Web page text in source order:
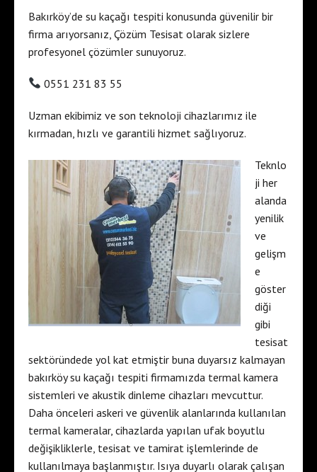
Bakırköy’de su kaçağı tespiti konusunda güvenilir bir
firma arıyorsanız, Çözüm Tesisat olarak sizlere
profesyonel çözümler sunuyoruz.
0551 231 83 55
Uzman ekibimiz ve son teknoloji cihazlarımız ile
kırmadan, hızlı ve garantili hizmet sağlıyoruz.
Teknlo
ji her
alanda
yenilik
ve
gelişm
e
göster
diği
gibi
tesisat
sektöründede yol kat etmiştir buna duyarsız kalmayan
bakırköy su kaçağı tespiti firmamızda termal kamera
sistemleri ve akustik dinleme cihazları mevcuttur.
Daha önceleri askeri ve güvenlik alanlarında kullanılan
termal kameralar, cihazlarda yapılan ufak boyutlu
değişikliklerle, tesisat ve tamirat işlemlerinde de
kullanılmaya başlanmıştır. Isıya duyarlı olarak çalışan